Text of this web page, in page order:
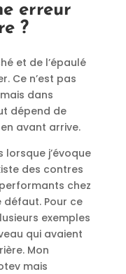
erreur
?
et de l’épaulé
Ce n’est pas
dans
dépend de
avant arrive.
j’évoque
des contres
chez
Pour ce
exemples
qui avaient
Mon
mais